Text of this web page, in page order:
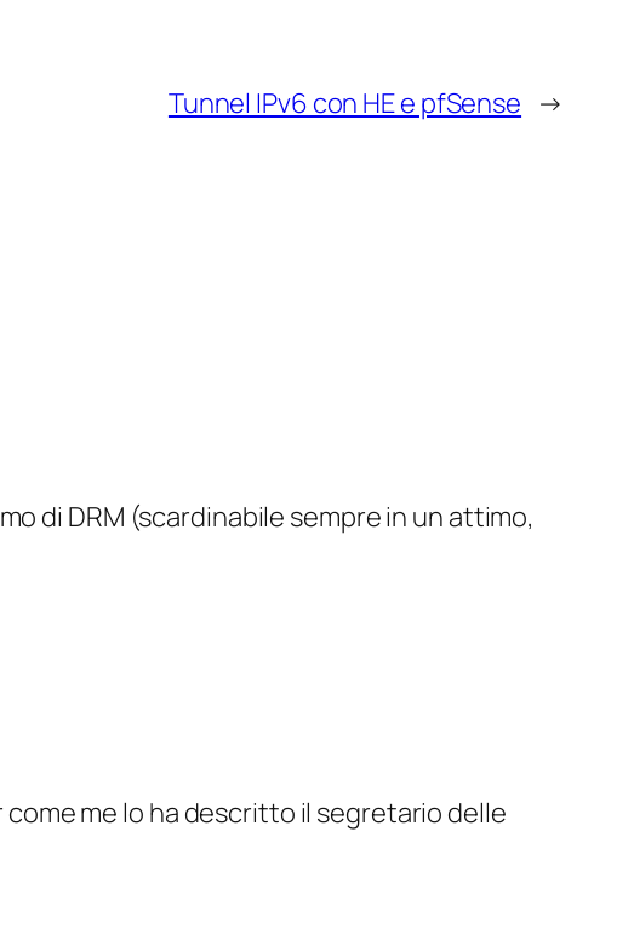
Tunnel IPv6 con HE e pfSense →
di DRM (scardinabile sempre in un attimo,
me lo ha descritto il segretario delle